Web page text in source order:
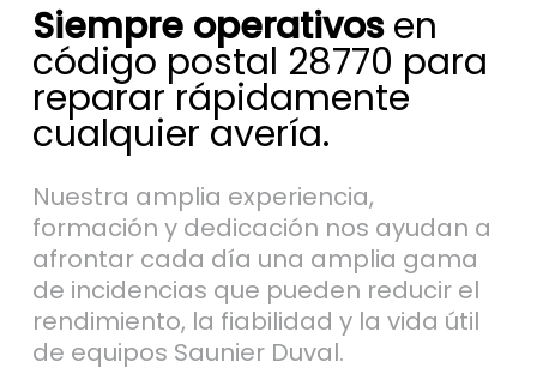
Siempre operativosen
código postal 28770 para
reparar rápidamente
cualquier avería.
Nuestra amplia experiencia,
formación y dedicación nos ayudan a
afrontar cada día una amplia gama
de incidencias que pueden reducir el
rendimiento, la fiabilidad y la vida útil
de equipos Saunier Duval.